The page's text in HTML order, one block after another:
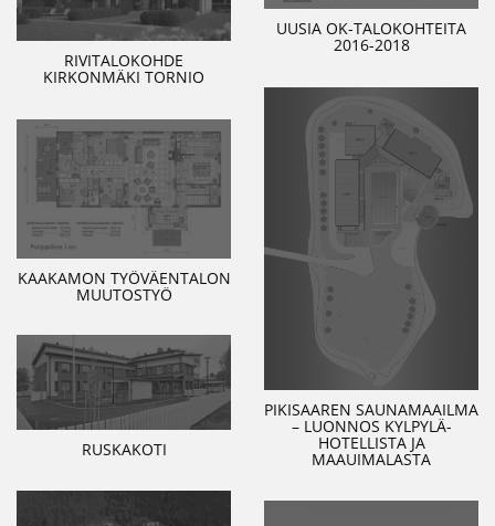
UUSIA OK-TALOKOHTEITA
2016-2018
RIVITALOKOHDE
KIRKONMÄKI TORNIO
PIKISAAREN SAUNAMAAILMA
– LUONNOS KYLPYLÄ-
HOTELLISTA JA
MAAUIMALASTA
KAAKAMON TYÖVÄENTALON
MUUTOSTYÖ
RUSKAKOTI